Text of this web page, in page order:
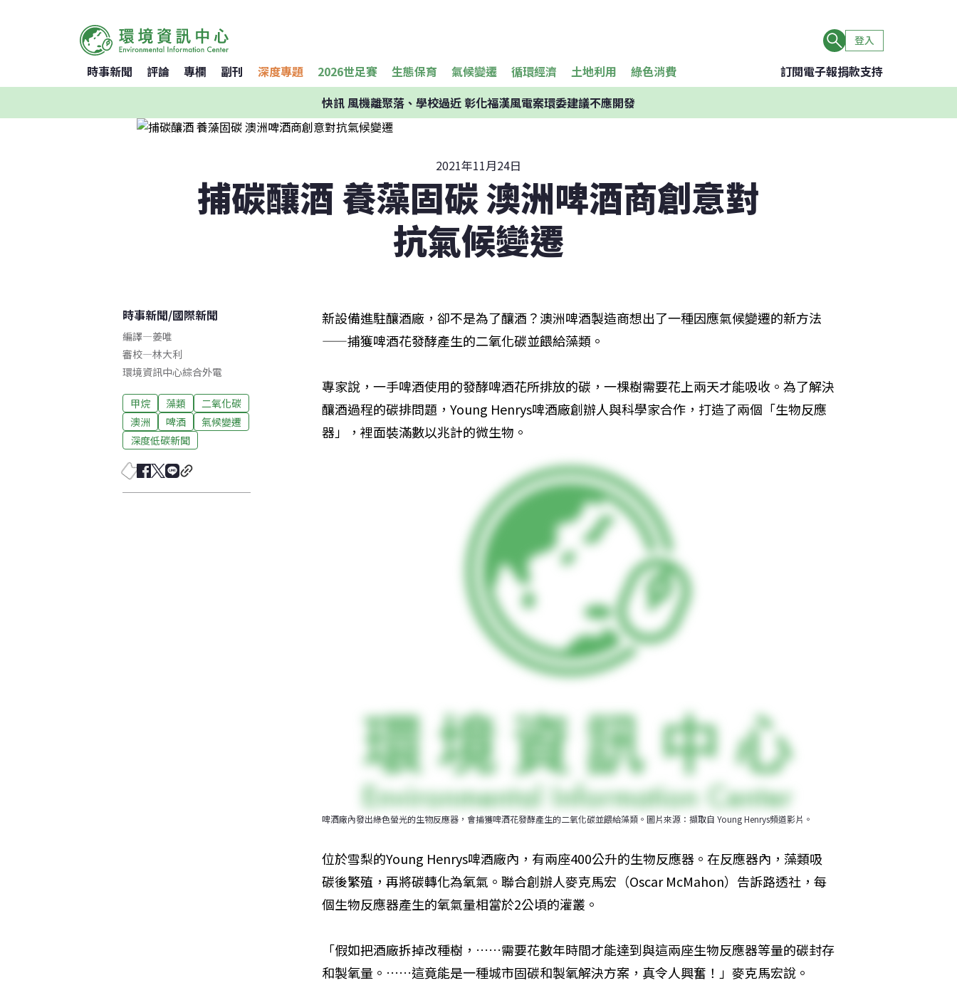
登入
時事新聞 評論 專欄 副刊 深度專題 2026世足賽 生態保育 氣候變遷 循環經濟 土地利用 綠色消費 訂閱電子報捐款支持
快訊風機離聚落、學校過近 彰化福漢風電案環委建議不應開發
2021年11月24日
捕碳釀酒 養藻固碳 澳洲啤酒商創意對
抗氣候變遷
時事新聞/國際新聞
編譯—姜唯
審校—林大利
環境資訊中心綜合外電
甲烷 藻類
二氧化碳
澳洲
啤酒
氣候變遷
深度低碳新聞
新設備進駐釀酒廠，卻不是為了釀酒？澳洲啤酒製造商想出了一種因應氣候變遷的新方法
——捕獲啤酒花發酵產生的二氧化碳並餵給藻類。
專家說，一手啤酒使用的發酵啤酒花所排放的碳，一棵樹需要花上兩天才能吸收。為了解決
釀酒過程的碳排問題，Young Henrys啤酒廠創辦人與科學家合作，打造了兩個「生物反應
器」，裡面裝滿數以兆計的微生物。
啤酒廠內發出綠色螢光的生物反應器，會捕獲啤酒花發酵產生的二氧化碳並餵給藻類。圖片來源：擷取自 Young Henrys頻道影片。
位於雪梨的Young Henrys啤酒廠內，有兩座400公升的生物反應器。在反應器內，藻類吸
碳後繁殖，再將碳轉化為氧氣。聯合創辦人麥克馬宏（Oscar McMahon）告訴路透社，每
個生物反應器產生的氧氣量相當於2公頃的灌叢。
「假如把酒廠拆掉改種樹，……需要花數年時間才能達到與這兩座生物反應器等量的碳封存
和製氧量。……這竟能是一種城市固碳和製氧解決方案，真令人興奮！」麥克馬宏說。